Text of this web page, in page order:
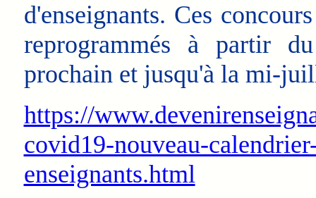
d'enseignants. Ces
reprogrammés à partir
prochain et jusqu'à la mi-
https://
covid19-nouveau-
enseignants.html